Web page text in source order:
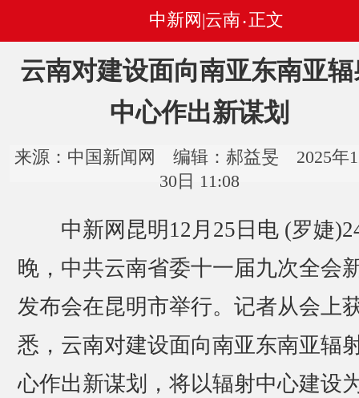
中新网|云南 • 正文
云南对建设面向南亚东南亚辐
中心作出新谋划
来源：中国新闻网 编辑：郝益旻 2025年
30日 11:08
中新网昆明12月25日电 (罗婕
晚，中共云南省委十一届九次全会
发布会在昆明市举行。记者从会上
悉，云南对建设面向南亚东南亚辐
心作出新谋划，将以辐射中心建设